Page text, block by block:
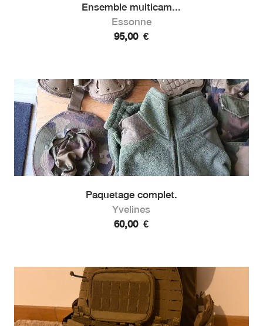
Ensemble multicam...
Essonne
95,00 €
Paquetage complet.
Yvelines
60,00 €